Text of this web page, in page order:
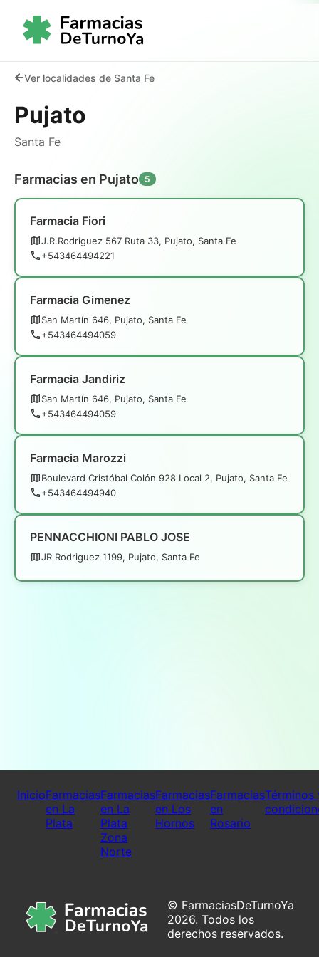
Ver localidades de Santa Fe
Pujato
Santa Fe
Farmacias en Pujato 5
Farmacia Fiori
J.R.Rodriguez 567 Ruta 33, Pujato, Santa Fe
+543464494221
Farmacia Gimenez
San Martín 646, Pujato, Santa Fe
+543464494059
Farmacia Jandiriz
San Martín 646, Pujato, Santa Fe
+543464494059
Farmacia Marozzi
Boulevard Cristóbal Colón 928 Local 2, Pujato, Santa Fe
+543464494940
PENNACCHIONI PABLO JOSE
JR Rodriguez 1199, Pujato, Santa Fe
InicioFarmacias
en La
Plata
Farmacias
en La
Plata
Zona
Norte
Farmacias
en Los
Hornos
Farmacias
en
Rosario
Términos
© FarmaciasDeTurnoYa
2026. Todos los
derechos reservados.